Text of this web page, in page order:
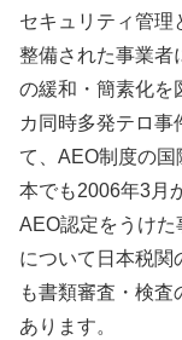
セキュリティ管理
整備された事業者
の緩和・簡素化を
カ同時多発テロ事
て、AEO制度の
本でも2006年3月
AEO認定をうけ
について日本税関
も書類審査・検
あります。